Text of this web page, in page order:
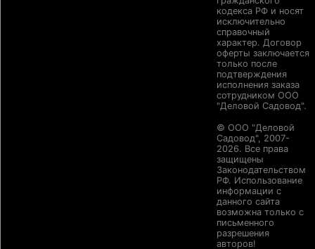
кодекса РФ и носят
исключительно
справочный
характер. Договор
оферты заключается
только после
подтверждения
исполнения заказа
сотрудником ООО
"Деловой Садовод".
© ООО "Деловой
Садовод", 2007-
2026. Все права
защищены
Законодательством
РФ. Использование
информации с
данного сайта
возможна только с
письменного
разрешения
авторов!